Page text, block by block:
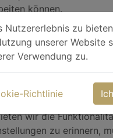
können.
wir die
zu erinnern,
Nutzererlebnis zu
unserer Website
Verwendung zu.
Richtlinie